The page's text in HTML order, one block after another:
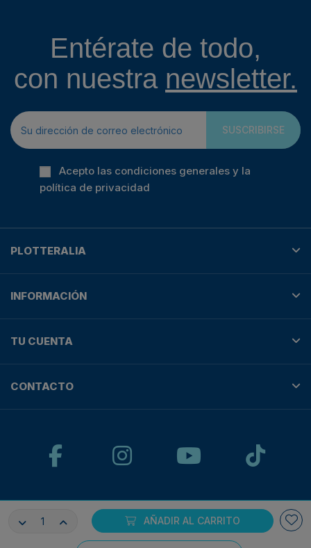
AÑADIR AL CARRITO
Entérate de todo,
con nuestra newsletter.
SUSCRIBIRSE
Acepto las condiciones generales y la
política de privacidad
PLOTTERALIA
INFORMACIÓN
TU CUENTA
CONTACTO
© Plotteralia